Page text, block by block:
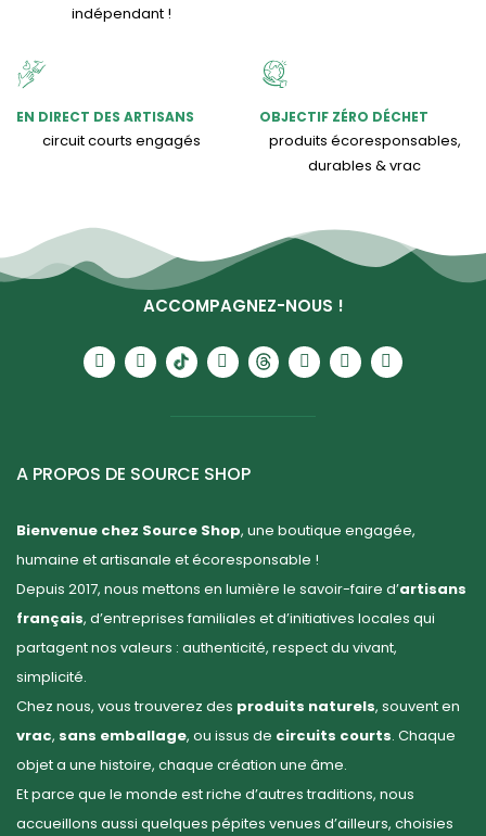
indépendant !
EN DIRECT DES ARTISANS
circuit courts engagés
OBJECTIF ZÉRO DÉCHET
produits écoresponsables,
durables & vrac
ACCOMPAGNEZ-NOUS !
A PROPOS DE SOURCE SHOP
Bienvenue chez Source Shop, une boutique engagée,
humaine et artisanale et écoresponsable !
Depuis 2017, nous mettons en lumière le savoir-faire d’artisans
français, d’entreprises familiales et d’initiatives locales qui
partagent nos valeurs : authenticité, respect du vivant,
simplicité.
Chez nous, vous trouverez des produits naturels, souvent en
vrac, sans emballage, ou issus de circuits courts. Chaque
objet a une histoire, chaque création une âme.
Et parce que le monde est riche d’autres traditions, nous
accueillons aussi quelques pépites venues d’ailleurs, choisies